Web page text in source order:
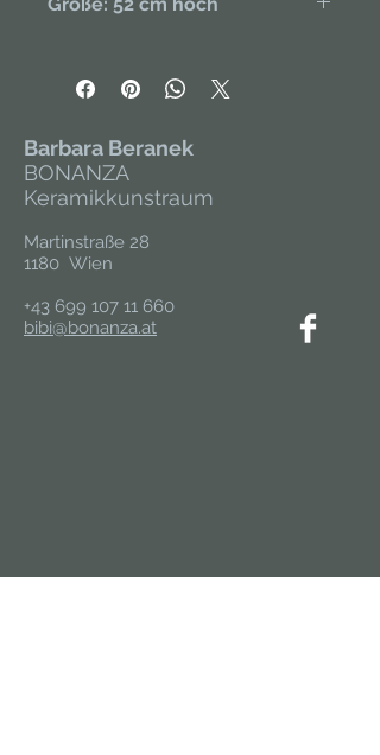
Größe: 52 cm hoch
tanzendes Paar. Modelliert aus Ton,
handbemalt, teilweise vergoldet.
Barbara Beranek
BONANZA
Keramikkunstraum
Martinstraße 28
1180 Wien
+43 699 107 11 660
bibi@bonanza.at